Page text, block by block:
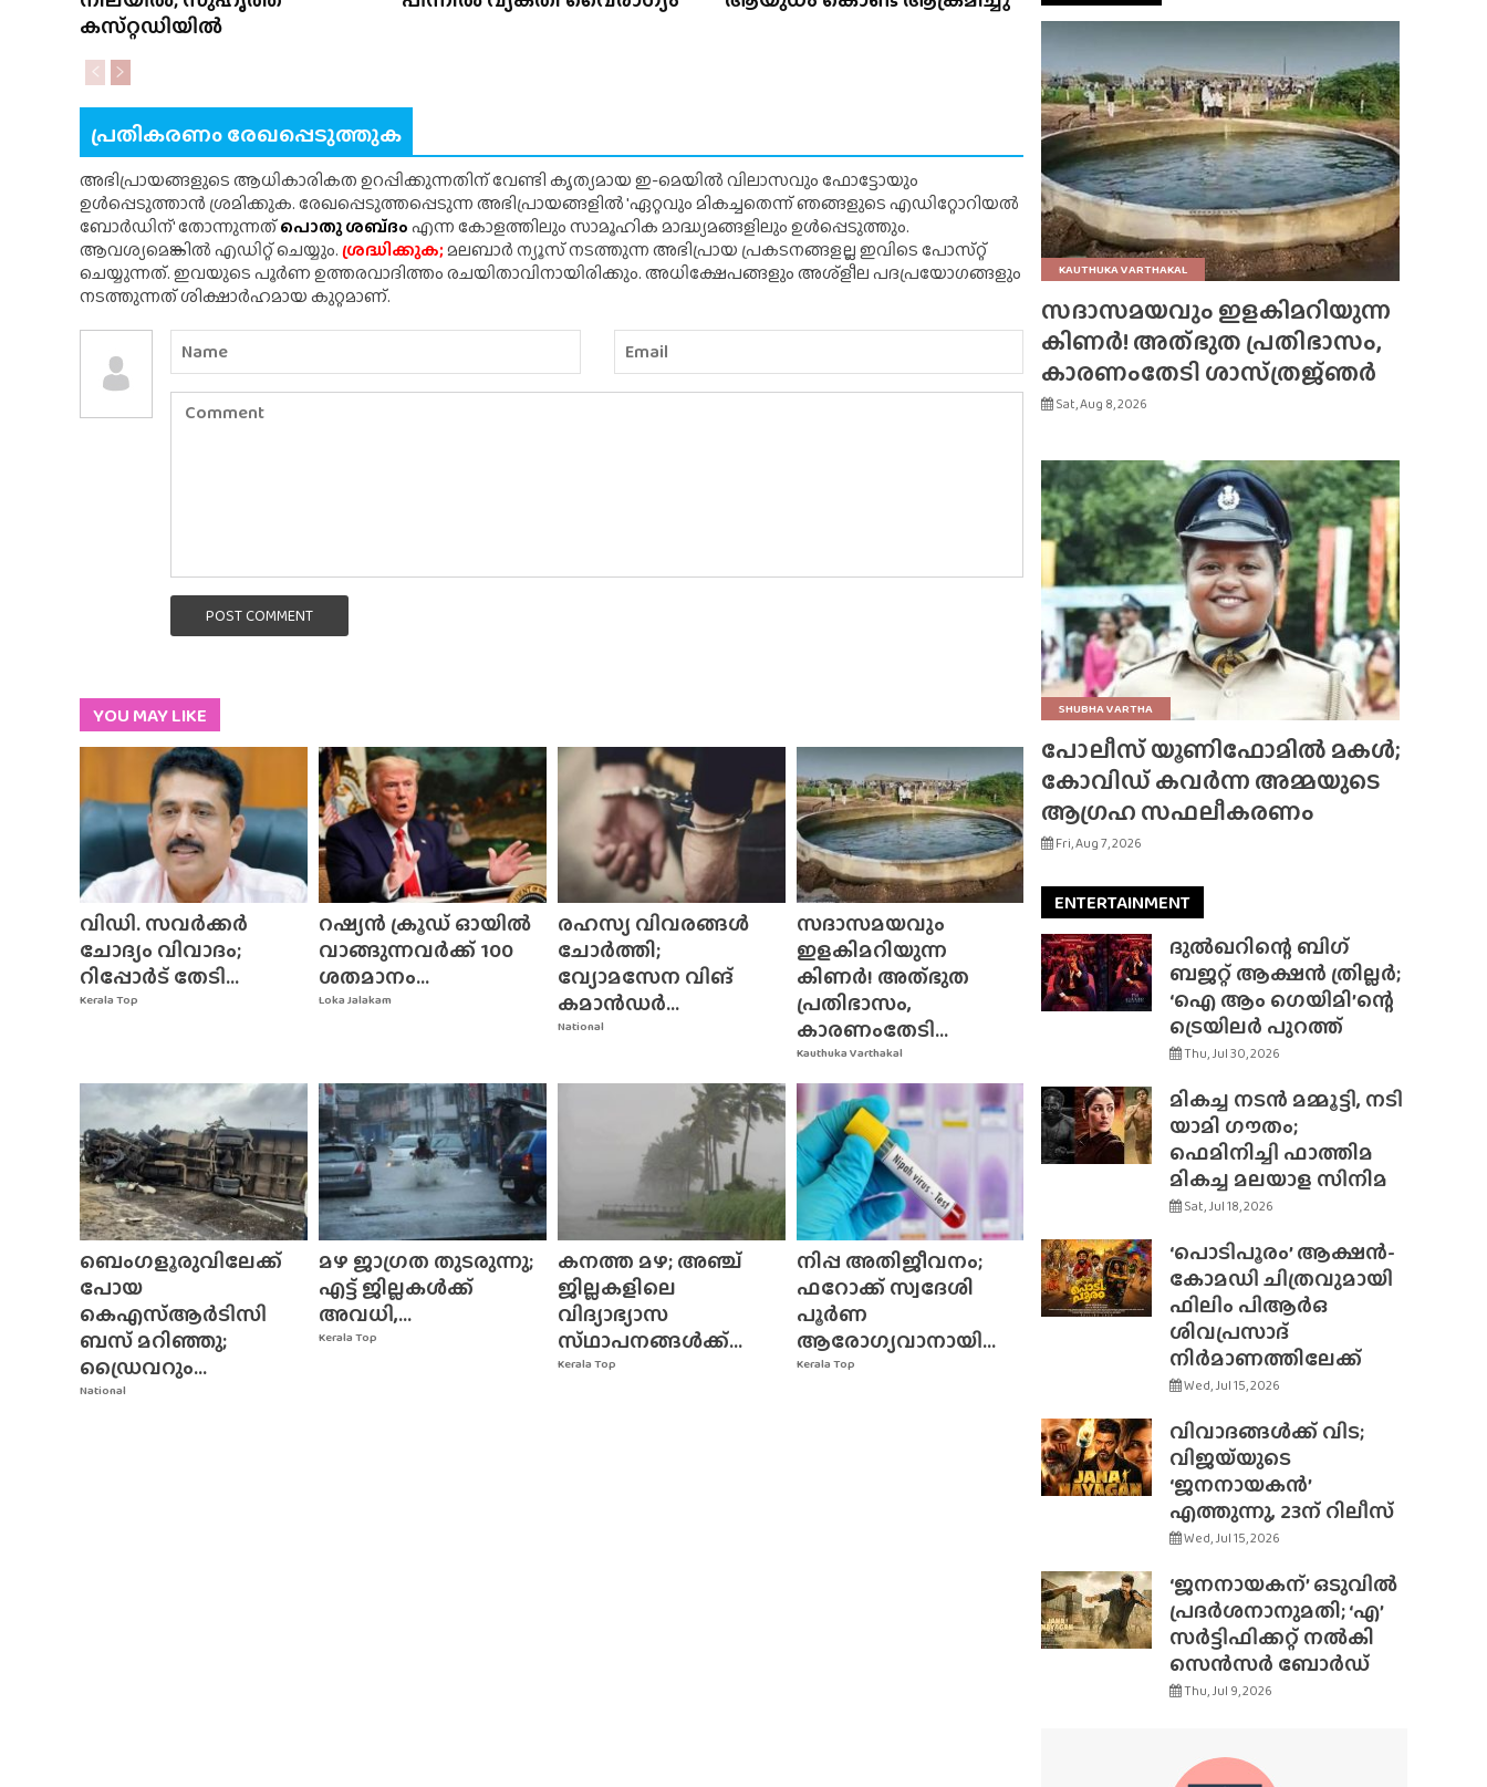
കസ്‌റ്റഡിയിൽ
പ്രതികരണം രേഖപ്പെടുത്തുക
അഭിപ്രായങ്ങളുടെ ആധികാരികത ഉറപ്പിക്കുന്നതിന് വേണ്ടി കൃത്യമായ ഇ-മെയിൽ വിലാസവും ഫോട്ടോയും
ഉൾപ്പെടുത്താൻ ശ്രമിക്കുക. രേഖപ്പെടുത്തപ്പെടുന്ന അഭിപ്രായങ്ങളിൽ 'ഏറ്റവും മികച്ചതെന്ന് ഞങ്ങളുടെ എഡിറ്റോറിയൽ
ബോർഡിന്' തോന്നുന്നത്പൊതു ശബ്‌ദംഎന്ന കോളത്തിലും സാമൂഹിക മാദ്ധ്യമങ്ങളിലും ഉൾപ്പെടുത്തും.
ആവശ്യമെങ്കിൽ എഡിറ്റ് ചെയ്യും.ശ്രദ്ധിക്കുക;മലബാർ ന്യൂസ് നടത്തുന്ന അഭിപ്രായ പ്രകടനങ്ങളല്ല ഇവിടെ പോസ്‌റ്റ്
ചെയ്യുന്നത്. ഇവയുടെ പൂർണ ഉത്തരവാദിത്തം രചയിതാവിനായിരിക്കും. അധിക്ഷേപങ്ങളും അശ്‌ളീല പദപ്രയോഗങ്ങളും
നടത്തുന്നത് ശിക്ഷാർഹമായ കുറ്റമാണ്.
POST COMMENT
YOU MAY LIKE
Kerala Top
വിഡി. സവർക്കർ
ചോദ്യം വിവാദം;
റിപ്പോർട് തേടി...
Loka Jalakam
റഷ്യൻ ക്രൂഡ് ഓയിൽ
വാങ്ങുന്നവർക്ക് 100
ശതമാനം...
National
രഹസ്യ വിവരങ്ങൾ
ചോർത്തി;
വ്യോമസേന വിങ്‌
കമാൻഡർ...
Kauthuka Varthakal
സദാസമയവും
ഇളകിമറിയുന്ന
കിണർ! അത്‌ഭുത
പ്രതിഭാസം,
കാരണംതേടി...
National
ബെംഗളൂരുവിലേക്ക്
പോയ
കെഎസ്ആർടിസി
ബസ് മറിഞ്ഞു;
ഡ്രൈവറും...
Kerala Top
മഴ ജാഗ്രത തുടരുന്നു;
എട്ട് ജില്ലകൾക്ക്
അവധി,...
Kerala Top
കനത്ത മഴ; അഞ്ച്
ജില്ലകളിലെ
വിദ്യാഭ്യാസ
സ്‌ഥാപനങ്ങൾക്ക്‌...
Kerala Top
നിപ്പ അതിജീവനം;
ഫറോക്ക് സ്വദേശി
പൂർണ
ആരോഗ്യവാനായി...
KAUTHUKA VARTHAKAL
സദാസമയവും ഇളകിമറിയുന്ന
കിണർ! അത്‌ഭുത പ്രതിഭാസം,
കാരണംതേടി ശാസ്‌ത്രജ്‌ഞർ
Sat, Aug 8, 2026
SHUBHA VARTHA
പോലീസ് യൂണിഫോമിൽ മകൾ;
കോവിഡ് കവർന്ന അമ്മയുടെ
ആഗ്രഹ സഫലീകരണം
Fri, Aug 7, 2026
ENTERTAINMENT
ദുൽഖറിന്റെ ബിഗ്
ബജറ്റ് ആക്ഷൻ ത്രില്ലർ;
‘ഐ ആം ഗെയിമി’ന്റെ
ട്രെയിലർ പുറത്ത്
Thu, Jul 30, 2026
മികച്ച നടൻ മമ്മൂട്ടി, നടി
യാമി ഗൗതം;
ഫെമിനിച്ചി ഫാത്തിമ
മികച്ച മലയാള സിനിമ
Sat, Jul 18, 2026
‘പൊടിപൂരം’ ആക്ഷൻ-
കോമഡി ചിത്രവുമായി
ഫിലിം പിആർഒ
ശിവപ്രസാദ്
നിർമാണത്തിലേക്ക്
Wed, Jul 15, 2026
വിവാദങ്ങൾക്ക് വിട;
വിജയ്‌യുടെ
‘ജനനായകൻ’
എത്തുന്നു, 23ന് റിലീസ്
Wed, Jul 15, 2026
‘ജനനായകന്’ ഒടുവിൽ
പ്രദർശനാനുമതി; ‘എ’
സർട്ടിഫിക്കറ്റ് നൽകി
സെൻസർ ബോർഡ്
Thu, Jul 9, 2026